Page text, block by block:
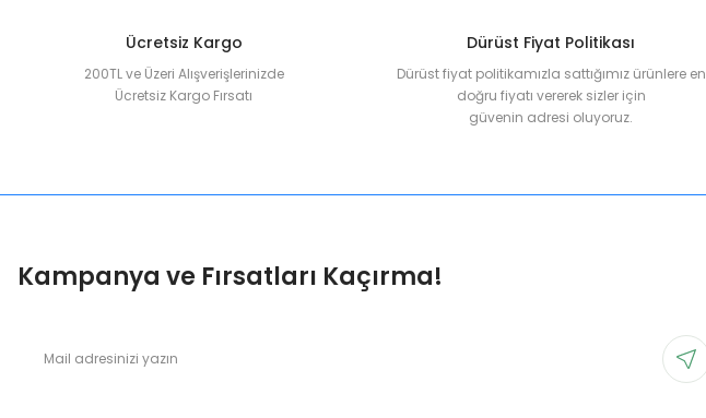
Ücretsiz Kargo
200TL ve Üzeri Alışverişlerinizde
Ücretsiz Kargo Fırsatı
Dürüst Fiyat Politikası
Dürüst fiyat politikamızla sattığımız ürünlere en
doğru fiyatı vererek sizler için
güvenin adresi oluyoruz.
Kampanya ve Fırsatları Kaçırma!